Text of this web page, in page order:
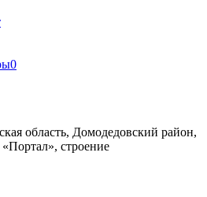
0
область, Домодедовский район,
строение